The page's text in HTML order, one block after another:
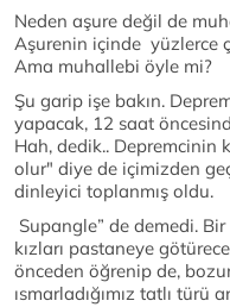
Neden aşure değil de
Aşurenin içinde yüzlerce
Ama muhallebi öyle mi?
Şu garip işe bakın.
yapacak, 12 saat
Hah, dedik.. Depremcinin
olur" diye de içimizden
dinleyici toplanmış oldu.
Supangle” de demedi.
kızları pastaneye
önceden öğrenip de,
ısmarladığımız tatlı türü